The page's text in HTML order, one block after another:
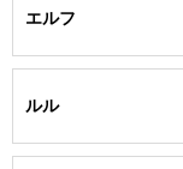
エルフ
ルル